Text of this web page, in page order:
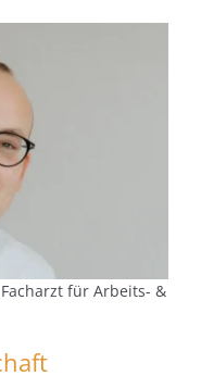
für Arbeits- &